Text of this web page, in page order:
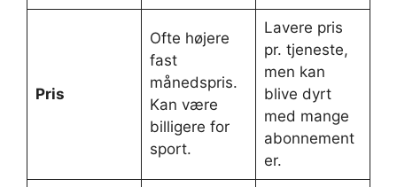
Pris
Ofte højere
fast
månedspris.
Kan være
billigere for
sport.
Lavere pris
pr. tjeneste,
men kan
blive dyrt
med mange
abonnement
er.